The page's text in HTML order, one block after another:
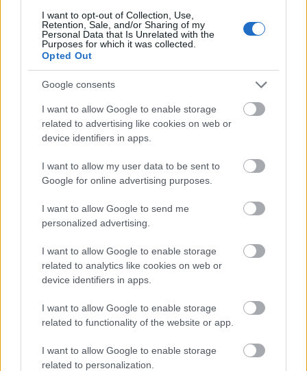
I want to opt-out of Collection, Use,
Retention, Sale, and/or Sharing of my
Personal Data that Is Unrelated with the
Purposes for which it was collected.
Opted Out
Google consents
I want to allow Google to enable storage
related to advertising like cookies on web or
device identifiers in apps.
I want to allow my user data to be sent to
Google for online advertising purposes.
I want to allow Google to send me
personalized advertising.
I want to allow Google to enable storage
related to analytics like cookies on web or
device identifiers in apps.
I want to allow Google to enable storage
related to functionality of the website or app.
I want to allow Google to enable storage
related to personalization.